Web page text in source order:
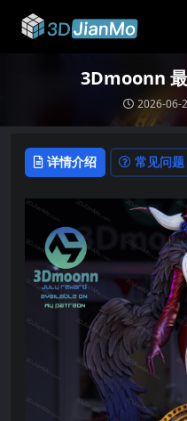
3Dmoonn
2026-06-
详情介绍 常见问题